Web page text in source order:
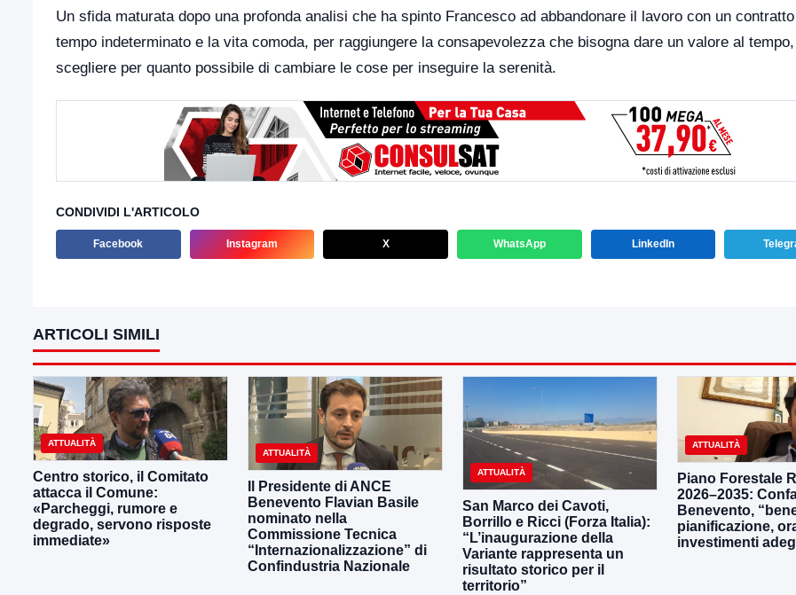
Un sfida maturata dopo una profonda analisi che ha spinto Francesco ad abbandonare il lavoro con un
tempo indeterminato e la vita comoda, per raggiungere la consapevolezza che bisogna dare un valore al
scegliere per quanto possibile di cambiare le cose per inseguire la serenità.
CONDIVIDI L'ARTICOLO
Facebook Instagram X WhatsApp LinkedIn
ARTICOLI SIMILI
ATTUALITÀ
Centro storico, il Comitato
attacca il Comune:
«Parcheggi, rumore e
degrado, servono risposte
immediate»
ATTUALITÀ
Il Presidente di ANCE
Benevento Flavian Basile
nominato nella
Commissione Tecnica
“Internazionalizzazione” di
Confindustria Nazionale
ATTUALITÀ
San Marco dei Cavoti,
Borrillo e Ricci (Forza Italia):
“L’inaugurazione della
Variante rappresenta un
risultato storico per il
territorio”
ATTUALITÀ
Piano Forestale
2026–2035:
Benevento,
pianificazione,
investimenti